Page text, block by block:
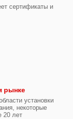
сертификаты и
рынке
установки
некоторые
20 лет